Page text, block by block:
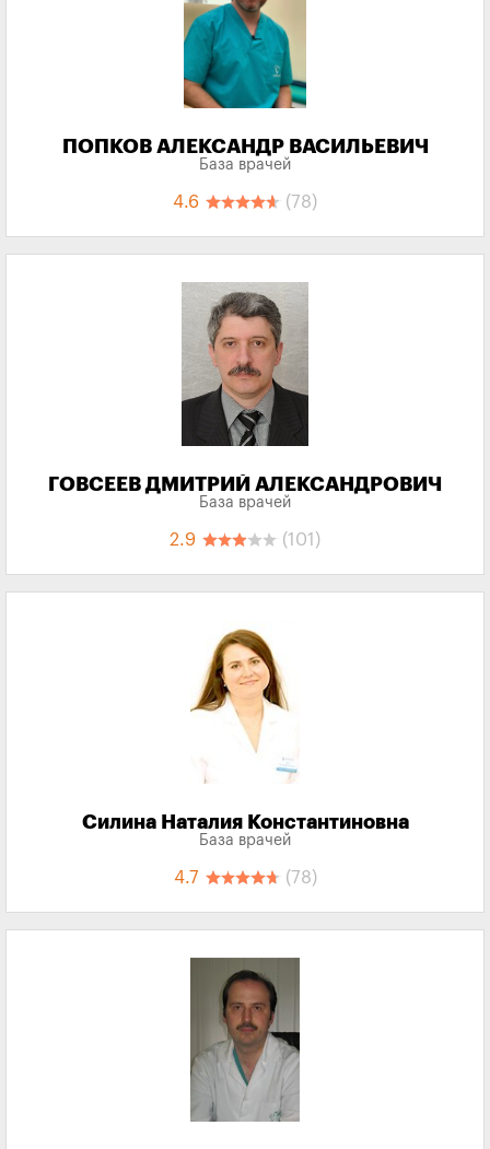
ПОПКОВ АЛЕКСАНДР ВАСИЛЬЕВИЧ
База врачей
4.6 (78)
ГОВСЕЕВ ДМИТРИЙ АЛЕКСАНДРОВИЧ
База врачей
2.9 (101)
Силина Наталия Константиновна
База врачей
4.7 (78)